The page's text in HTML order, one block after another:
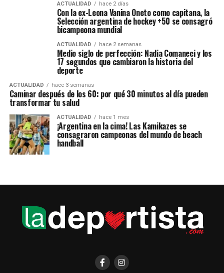
ACTUALIDAD hace 2 días
Con la ex-Leona Vanina Oneto como capitana, la
Selección argentina de hockey +50 se consagró
bicampeona mundial
ACTUALIDAD hace 2 semanas
Medio siglo de perfección: Nadia Comaneci y los
17 segundos que cambiaron la historia del
deporte
ACTUALIDAD hace 3 semanas
Caminar después de los 60: por qué 30 minutos al día pueden
transformar tu salud
ACTUALIDAD hace 1 mes
¡Argentina en la cima! Las Kamikazes se
consagraron campeonas del mundo de beach
handball